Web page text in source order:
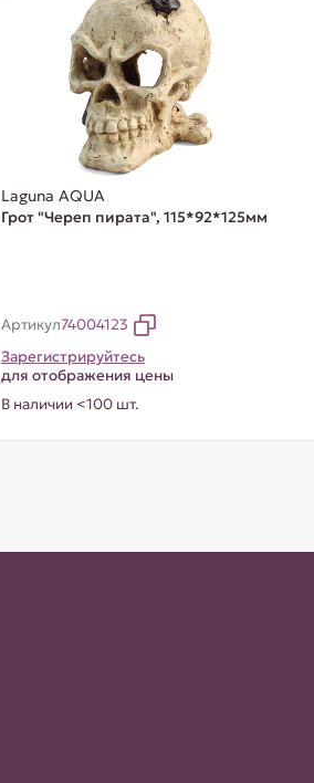
Laguna AQUA
Грот "Череп пирата", 115*92*125мм
Артикул74004123
Зарегистрируйтесь
для отображения цены
В наличии <100 шт.